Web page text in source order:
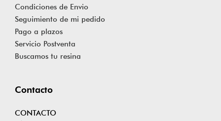
Contacto
CONTACTO
Condiciones de Envio
Seguimiento de mi pedido
Pago a plazos
Servicio Postventa
Buscamos tu resina